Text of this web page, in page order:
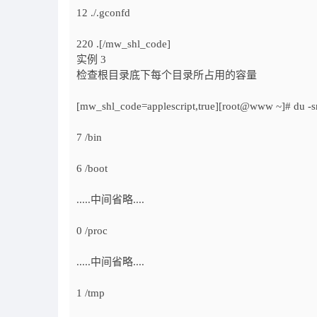
12 ./.gconfd
220 .[/mw_shl_code]
实例 3
检查根目录底下每个目录所占用的容量
[mw_shl_code=applescript,true][root@www ~]# du -
7 /bin
6 /boot
.....中间省略....
0 /proc
.....中间省略....
1 /tmp